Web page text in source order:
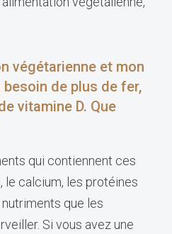
végétarienne et mon
besoin de plus de fer,
vitamine D. Que
qui contiennent ces
le calcium, les protéines
que les
Si vous avez une